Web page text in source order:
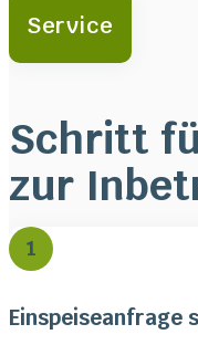
Service
Schritt
zur
1
Einspeiseanfrage